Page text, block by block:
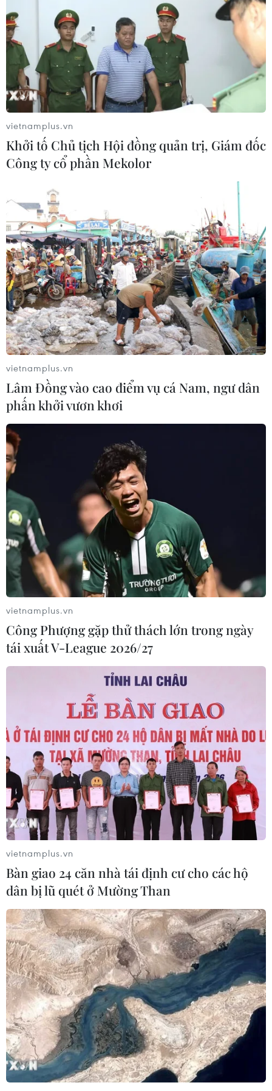
TIN CÙNG CHUYÊN MỤC
Công Phượng gặp thử thách lớn
vietnamplus.vn
Khởi tố Chủ tịch Hội đồng quản trị, Giám đốc
Công ty cổ phần Mekolor
vietnamplus.vn
Lâm Đồng vào cao điểm vụ cá Nam, ngư dân
phấn khởi vươn khơi
vietnamplus.vn
Công Phượng gặp thử thách lớn trong ngày
tái xuất V-League 2026/27
vietnamplus.vn
Bàn giao 24 căn nhà tái định cư cho các hộ
dân bị lũ quét ở Mường Than